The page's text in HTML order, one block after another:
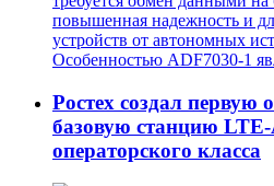
повышенная надежность и
устройств от автономных
Особенностью ADF7030-1
Ростех создал первую
базовую станцию
операторского класса